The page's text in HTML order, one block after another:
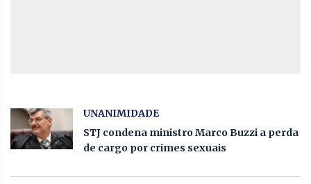
UNANIMIDADE
STJ condena ministro Marco Buzzi a perda
de cargo por crimes sexuais